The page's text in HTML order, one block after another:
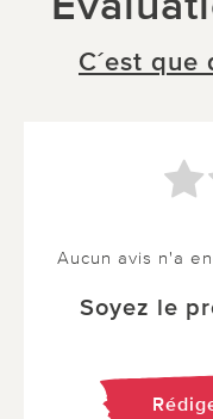
C´est
Aucun avis n'a
Soyez le